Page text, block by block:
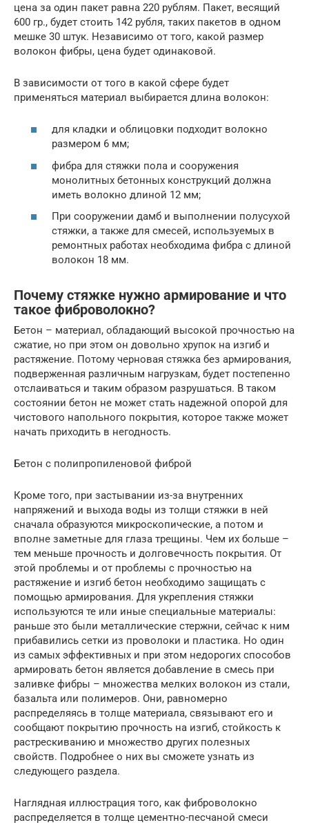
цена за один пакет равна 220 рублям. Пакет, весящий
600 гр., будет стоить 142 рубля, таких пакетов в одном
мешке 30 штук. Независимо от того, какой размер
волокон фибры, цена будет одинаковой.
В зависимости от того в какой сфере будет
применяться материал выбирается длина волокон:
для кладки и облицовки подходит волокно
размером 6 мм;
фибра для стяжки пола и сооружения
монолитных бетонных конструкций должна
иметь волокно длиной 12 мм;
При сооружении дамб и выполнении полусухой
стяжки, а также для смесей, используемых в
ремонтных работах необходима фибра с длиной
волокон 18 мм.
Почему стяжке нужно армирование и что
такое фиброволокно?
Бетон – материал, обладающий высокой прочностью на
сжатие, но при этом он довольно хрупок на изгиб и
растяжение. Потому черновая стяжка без армирования,
подверженная различным нагрузкам, будет постепенно
отслаиваться и таким образом разрушаться. В таком
состоянии бетон не может стать надежной опорой для
чистового напольного покрытия, которое также может
начать приходить в негодность.
Бетон с полипропиленовой фиброй
Кроме того, при застывании из-за внутренних
напряжений и выхода воды из толщи стяжки в ней
сначала образуются микроскопические, а потом и
вполне заметные для глаза трещины. Чем их больше –
тем меньше прочность и долговечность покрытия. От
этой проблемы и от проблемы с прочностью на
растяжение и изгиб бетон необходимо защищать с
помощью армирования. Для укрепления стяжки
используются те или иные специальные материалы:
раньше это были металлические стержни, сейчас к ним
прибавились сетки из проволоки и пластика. Но один
из самых эффективных и при этом недорогих способов
армировать бетон является добавление в смесь при
заливке фибры – множества мелких волокон из стали,
базальта или полимеров. Они, равномерно
распределяясь в толще материала, связывают его и
сообщают покрытию прочность на изгиб, стойкость к
растрескиванию и множество других полезных
свойств. Подробнее о них вы сможете узнать из
следующего раздела.
Наглядная иллюстрация того, как фиброволокно
распределяется в толще цементно-песчаной смеси